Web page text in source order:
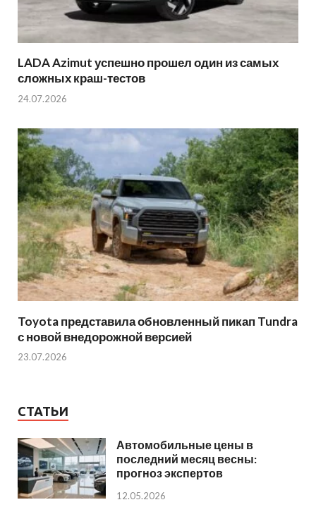
LADA Azimut успешно прошел один из самых
сложных краш-тестов
24.07.2026
Toyota представила обновленный пикап Tundra
с новой внедорожной версией
23.07.2026
СТАТЬИ
Автомобильные цены в
последний месяц весны:
прогноз экспертов
12.05.2026